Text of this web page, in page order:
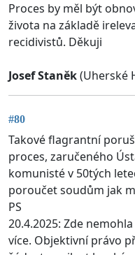
Proces by měl být
života na základě
recidivistů. Děkuji
Josef Staněk(Uherské
#80
Takové flagrantní
proces, zaručeného
komunisté v 50tých
poroučet soudům jak
PS
20.4.2025: Zde
více. Objektivní právo